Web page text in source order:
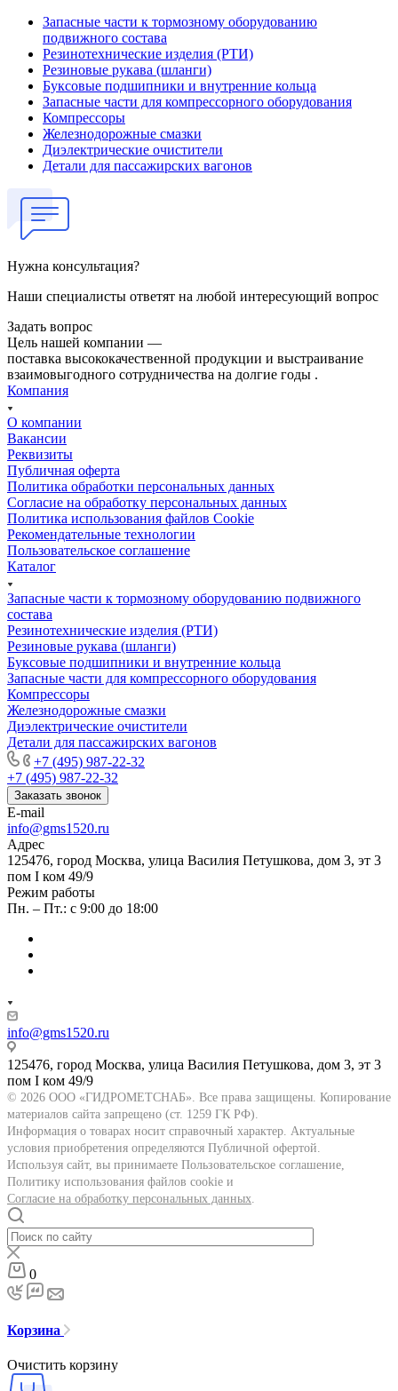
Запасные части к тормозному оборудованию
подвижного состава
Резинотехнические изделия (РТИ)
Резиновые рукава (шланги)
Буксовые подшипники и внутренние кольца
Запасные части для компрессорного оборудования
Компрессоры
Железнодорожные смазки
Диэлектрические очистители
Детали для пассажирских вагонов
Нужна консультация?
Наши специалисты ответят на любой интересующий вопрос
Задать вопрос
Цель нашей компании —
поставка высококачественной продукции и выстраивание
взаимовыгодного сотрудничества на долгие годы .
Компания
О компании
Вакансии
Реквизиты
Публичная оферта
Политика обработки персональных данных
Cогласие на обработку персональных данных
Политика использования файлов Cookie
Рекомендательные технологии
Пользовательское соглашение
Каталог
Запасные части к тормозному оборудованию подвижного
состава
Резинотехнические изделия (РТИ)
Резиновые рукава (шланги)
Буксовые подшипники и внутренние кольца
Запасные части для компрессорного оборудования
Компрессоры
Железнодорожные смазки
Диэлектрические очистители
Детали для пассажирских вагонов
+7 (495) 987-22-32
+7 (495) 987-22-32
Заказать звонок
E-mail
info@gms1520.ru
Адрес
125476, город Москва, улица Василия Петушкова, дом 3, эт 3
пом I ком 49/9
Режим работы
Пн. – Пт.: с 9:00 до 18:00
info@gms1520.ru
125476, город Москва, улица Василия Петушкова, дом 3, эт 3
пом I ком 49/9
© 2026 ООО «ГИДРОМЕТСНАБ». Все права защищены. Копирование
материалов сайта запрещено (ст. 1259 ГК РФ).
Информация о товарах носит справочный характер. Актуальные
условия приобретения определяются Публичной офертой.
Используя сайт, вы принимаете Пользовательское соглашение,
Политику использования файлов cookie и
Согласие на обработку персональных данных
0
Корзина
Очистить корзину